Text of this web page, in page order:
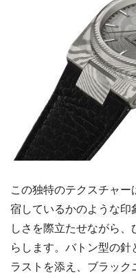
この独特のテクスチャ
宿しているかのような
しさを際立たせながら
らします。バトン型の
ラストを添え、ブラッ